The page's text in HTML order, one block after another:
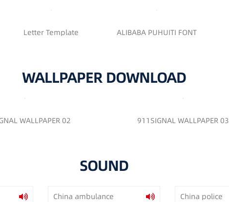
Letter Template ALIBABA PUHUITI FONT
WALLPAPER DOWNLOAD
WALLPAPER 02 911SIGNAL WALLPAPER 03
SOUND
China ambulance China police